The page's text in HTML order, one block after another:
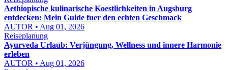
Aethiopische kulinarische Koestlichkeiten in Augsburg
entdecken: Mein Guide fuer den echten Geschmack
AUTOR • Aug 01, 2026
Reiseplanung
Ayurveda Urlaub: Verjüngung, Wellness und innere Harmonie
erleben
AUTOR • Aug 01, 2026